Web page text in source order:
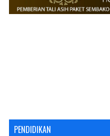
PENDIDIKAN